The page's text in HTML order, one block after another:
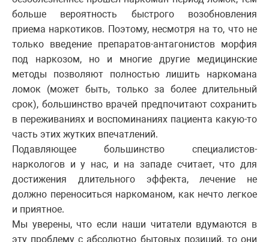
больше вероятность быстрого возобновления
приема наркотиков. Поэтому, несмотря на то, что не
только введение препаратов-антагонистов морфия
под наркозом, но и многие другие медицинские
методы позволяют полностью лишить наркомана
ломок (может быть, только за более длительный
срок), большинство врачей предпочитают сохранить
в переживаниях и воспоминаниях пациента какую-то
часть этих жутких впечатлений.
Подавляющее большинство специалистов-
наркологов и у нас, и на западе считает, что для
достижения длительного эффекта, лечение не
должно переноситься наркоманом, как нечто легкое
и приятное.
Мы уверены, что если наши читатели вдумаются в
эту проблему с абсолютно бытовых позиций, то они